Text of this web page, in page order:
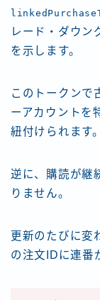
レード・ダウン
を示します。
このトークンで
ーアカウントを
紐付けられます。
逆に、購読が継
りません。
更新のたびに変
の注文IDに連番